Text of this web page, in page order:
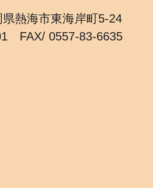
熱海市東海岸町5-24
FAX/ 0557-83-6635